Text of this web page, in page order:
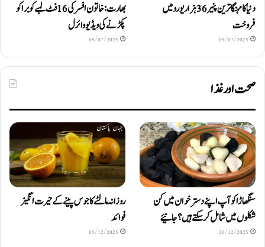
دنیا کا مہنگا ترین پنیر 36 ہزار یورو میں
فروخت
09/07/2025
بھارت: خاتون افسر کی 16 فٹ لمبے کوبرا کو
پکڑنے کی ویڈیو وائرل
09/07/2025
صحت اور غذا
سنگھاڑا کو آپ اپنے دستر خوان میں کن
شکلوں میں شامل کرسکتے ہیں ؟ جانیئے
26/12/2025
روزانہ مالٹے کا جوس پینے کے حیرت انگیز
فوائد
05/12/2025